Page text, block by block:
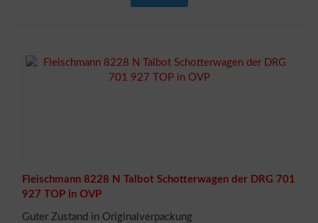
Fleischmann 8228 N Talbot Schotterwagen der DRG 701
927 TOP in OVP
Guter Zustand in Originalverpackung